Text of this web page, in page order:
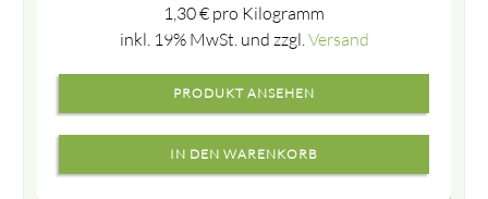
1,30€ pro Kilogramm
inkl. 19% MwSt. und zzgl.Versand
PRODUKT ANSEHEN